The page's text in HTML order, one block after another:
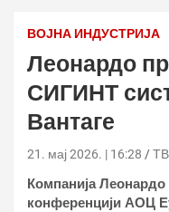
ВОЈНА ИНДУСТРИЈА
Леонардо
СИГИНТ
Вантаге
21. мај 2026. | 16:28
Компанија Леонардо
конференцији АОЦ